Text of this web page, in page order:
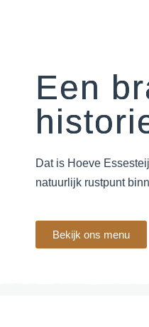
Een
Dat is Hoeve
natuurlijk rustpunt
Bekijk ons menu